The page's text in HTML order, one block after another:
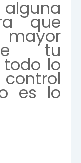
que
tu
lo
es lo